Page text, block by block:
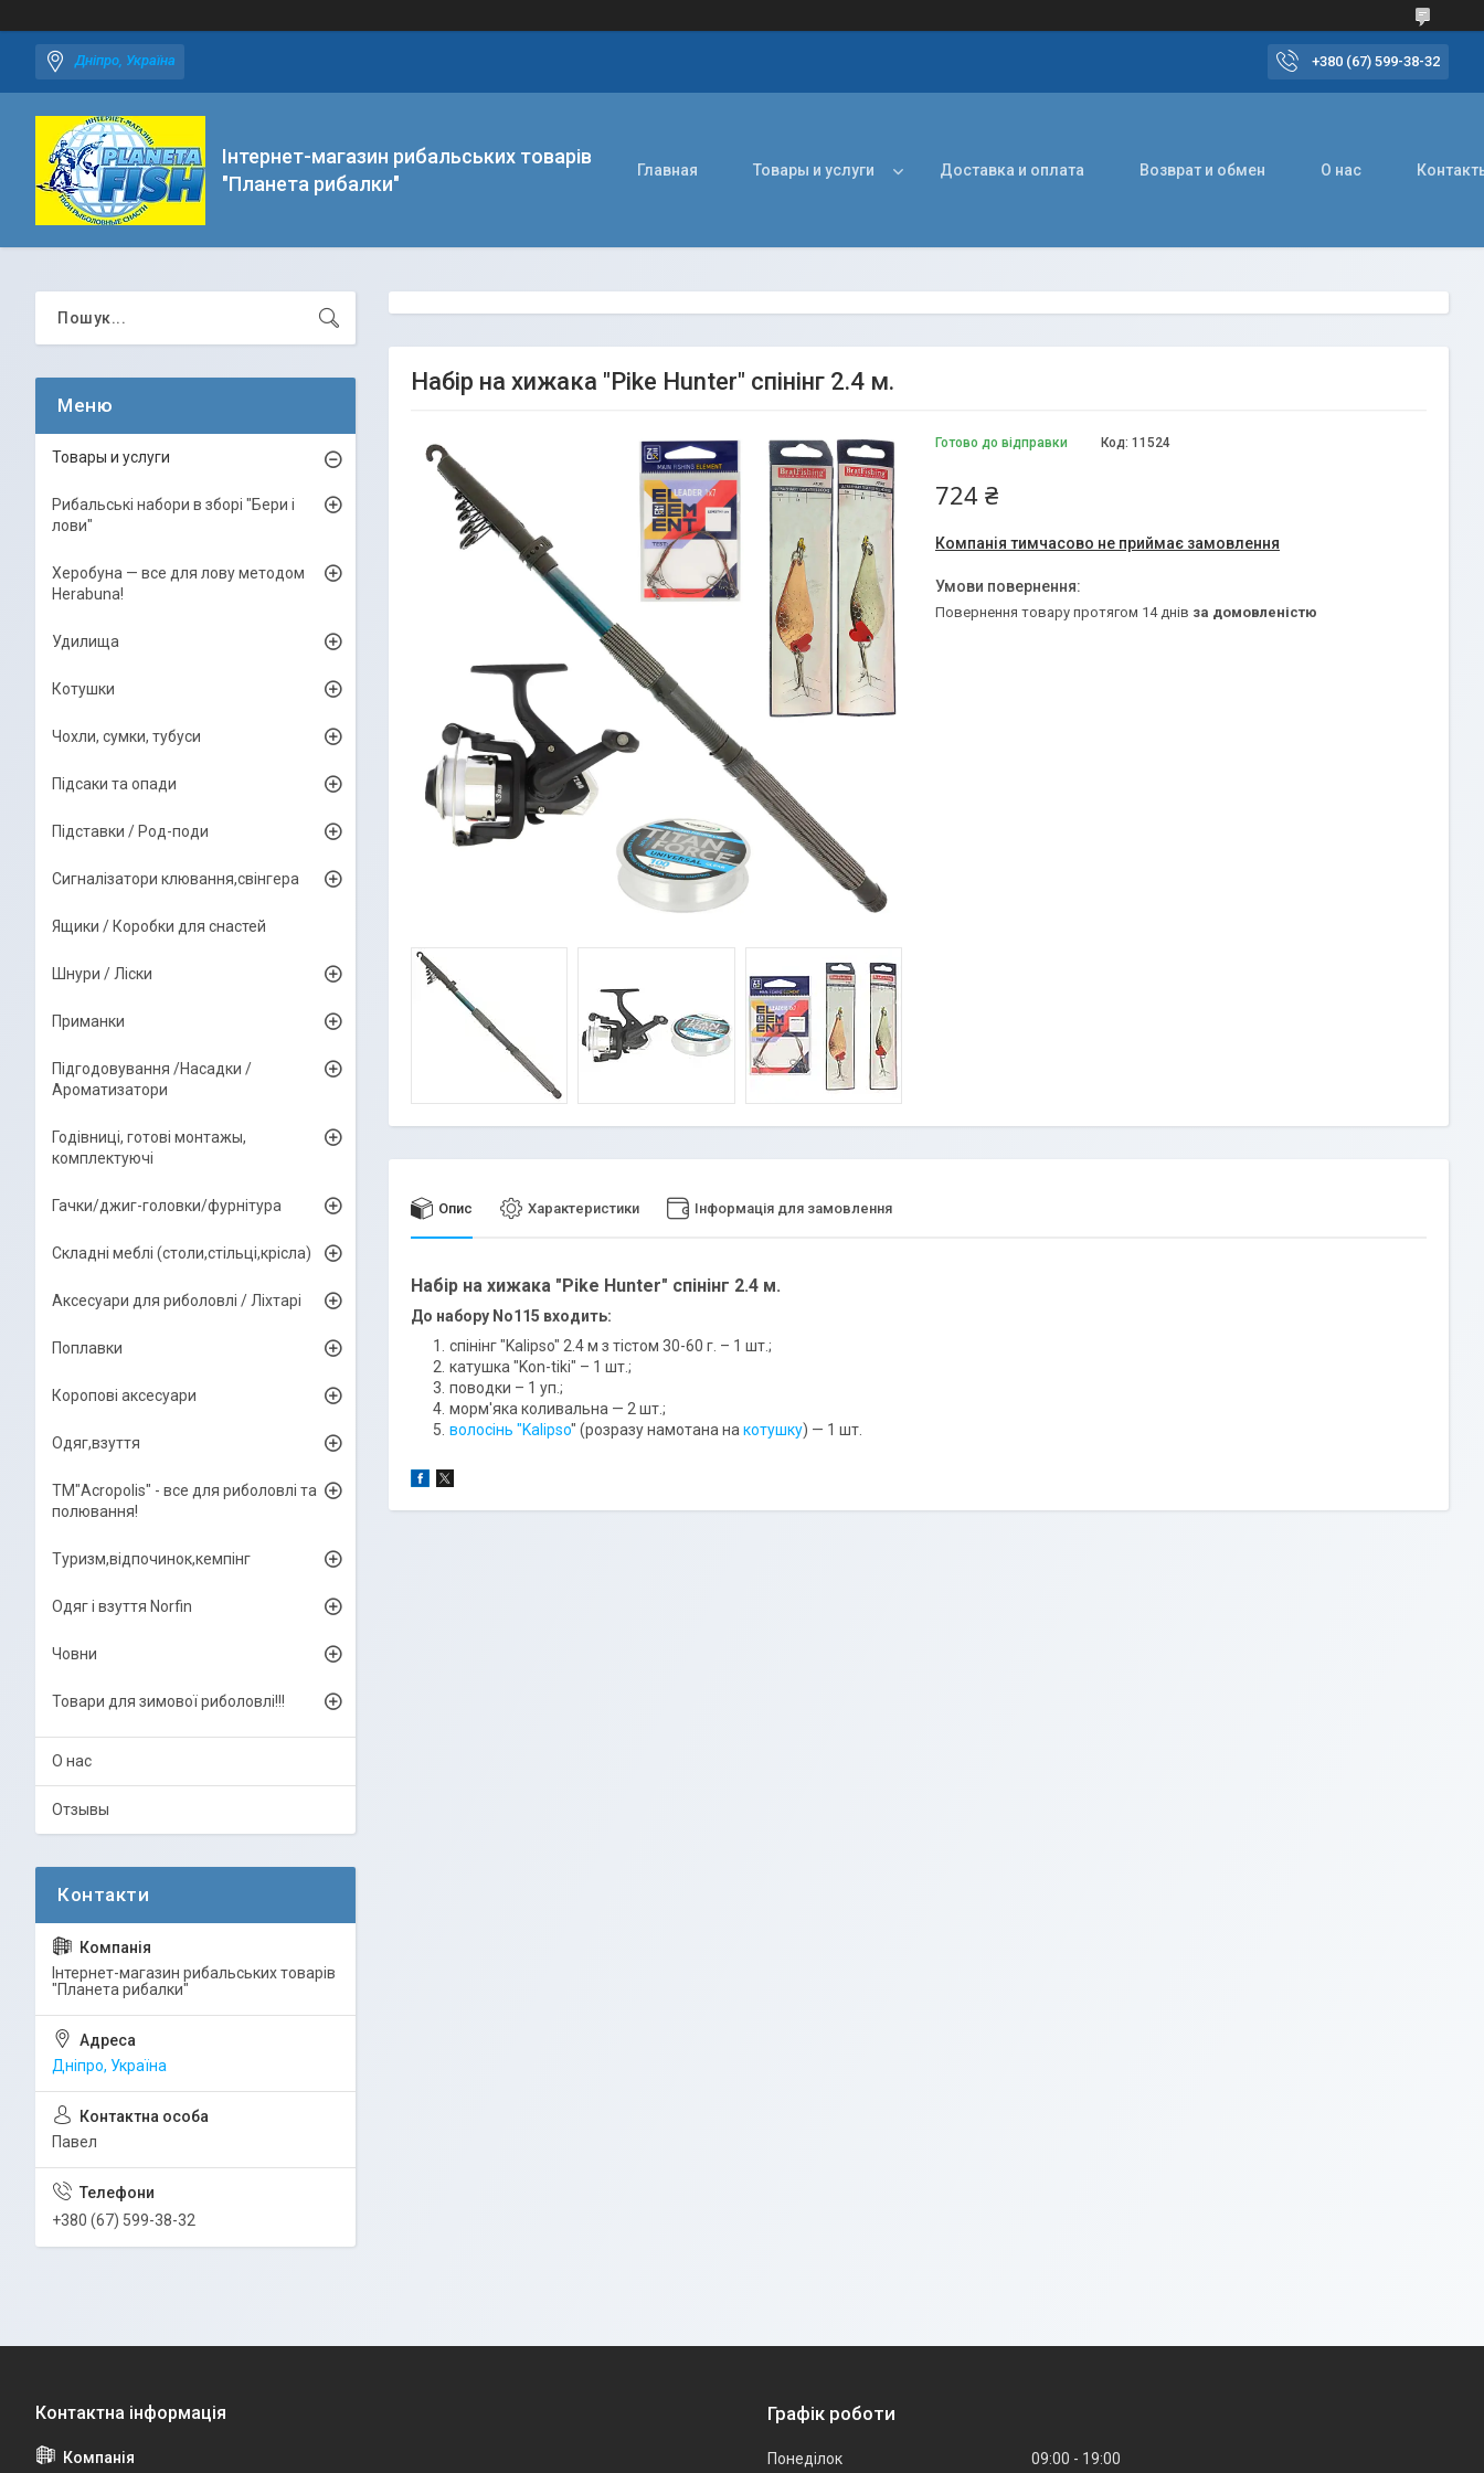
Дніпро, Україна +380 (67) 599-38-32
Інтернет-магазин рибальських товарів
"Планета рибалки"
Главная Товары и услуги Доставка и оплата Возврат и обмен О нас
Набір на хижака "Pike Hunter" спінінг 2.4 м.
Готово до відправки Код: 11524
724 ₴
Компанія тимчасово не приймає замовлення
повернення товару протягом 14 днів за домовленістю
Опис Характеристики Інформація для замовлення
Набір на хижака "Pike Hunter" спінінг 2.4 м.
До набору No115 входить:
спінінг "Kalipso" 2.4 м з тістом 30-60 г. – 1 шт.;
катушка "Kon-tiki" – 1 шт.;
поводки – 1 уп.;
морм'яка коливальна — 2 шт.;
волосінь "Kalipso" (розразу намотана на котушку) — 1 шт.
Товары и услуги
Рибальські набори в зборі "Бери і
лови"
Херобуна — все для лову методом
Herabuna!
Удилища
Котушки
Чохли, сумки, тубуси
Підсаки та опади
Підставки / Род-поди
Сигналізатори клювання,свінгера
Ящики / Коробки для снастей
Шнури / Ліски
Приманки
Підгодовування /Насадки /
Ароматизатори
Годівниці, готові монтажы,
комплектуючі
Гачки/джиг-головки/фурнітура
Складні меблі (столи,стільці,крісла)
Аксесуари для риболовлі / Ліхтарі
Поплавки
Коропові аксесуари
Одяг,взуття
ТМ"Acropolis" - все для риболовлі та
полювання!
Туризм,відпочинок,кемпінг
Одяг і взуття Norfin
Човни
Товари для зимової риболовлі!!!
О нас
Отзывы
Інтернет-магазин рибальських товарів
"Планета рибалки"
Дніпро, Україна
Павел
+380 (67) 599-38-32
Графік роботи
Понеділок 09:00 19:00